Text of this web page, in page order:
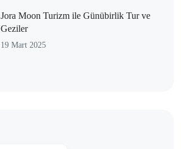
Jora Moon Turizm ile Günübirlik Tur ve
Geziler
19 Mart 2025